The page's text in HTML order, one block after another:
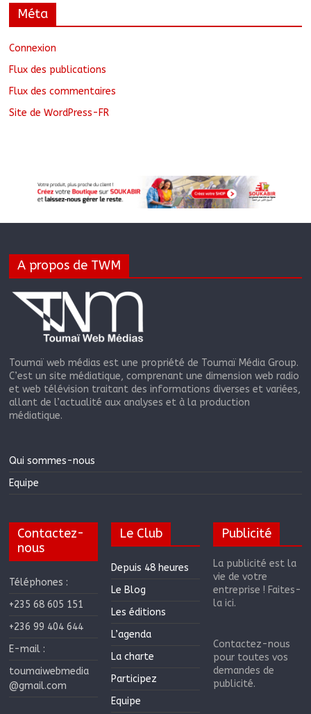
Méta
Connexion
Flux des publications
Flux des commentaires
Site de WordPress-FR
A propos de TWM
Toumaï web médias est une propriété de Toumaï Média Group.
C’est un site médiatique, comprenant une dimension web radio
et web télévision traitant des informations diverses et variées,
allant de l’actualité aux analyses et à la production
médiatique.
Qui sommes-nous
Equipe
Contactez-
nous
Téléphones :
+235 68 605 151
+236 99 404 644
E-mail :
toumaiwebmedia
@gmail.com
Le Club
Depuis 48 heures
Le Blog
Les éditions
L’agenda
La charte
Participez
Equipe
Publicité
La publicité est la
vie de votre
entreprise ! Faites-
la ici.
Contactez-nous
pour toutes vos
demandes de
publicité.